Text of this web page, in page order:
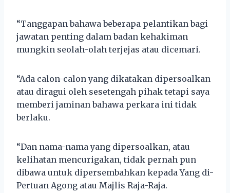
“Tanggapan bahawa beberapa pelantikan bagi
jawatan penting dalam badan kehakiman
mungkin seolah-olah terjejas atau dicemari.
“Ada calon-calon yang dikatakan dipersoalkan
atau diragui oleh sesetengah pihak tetapi saya
memberi jaminan bahawa perkara ini tidak
berlaku.
“Dan nama-nama yang dipersoalkan, atau
kelihatan mencurigakan, tidak pernah pun
dibawa untuk dipersembahkan kepada Yang di-
Pertuan Agong atau Majlis Raja-Raja.